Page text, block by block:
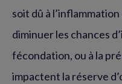
soit dû à
diminuer les chances
fécondation, ou à la
impactent la réserve